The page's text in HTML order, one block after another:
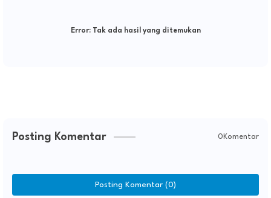
Error:Tak ada hasil yang ditemukan
Posting Komentar 0Komentar
Posting Komentar (0)